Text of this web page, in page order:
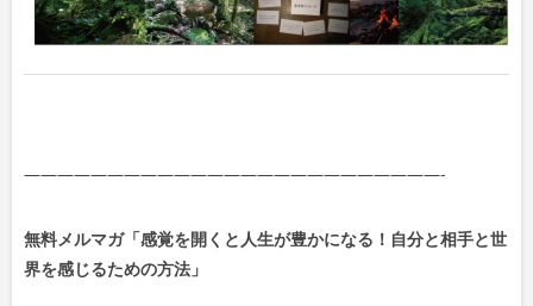
—————————————————————————-
無料メルマガ「感覚を開くと人生が豊かになる！自分と相手と世
界を感じるための方法」